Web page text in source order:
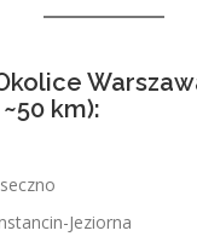
km):
Jeziorna